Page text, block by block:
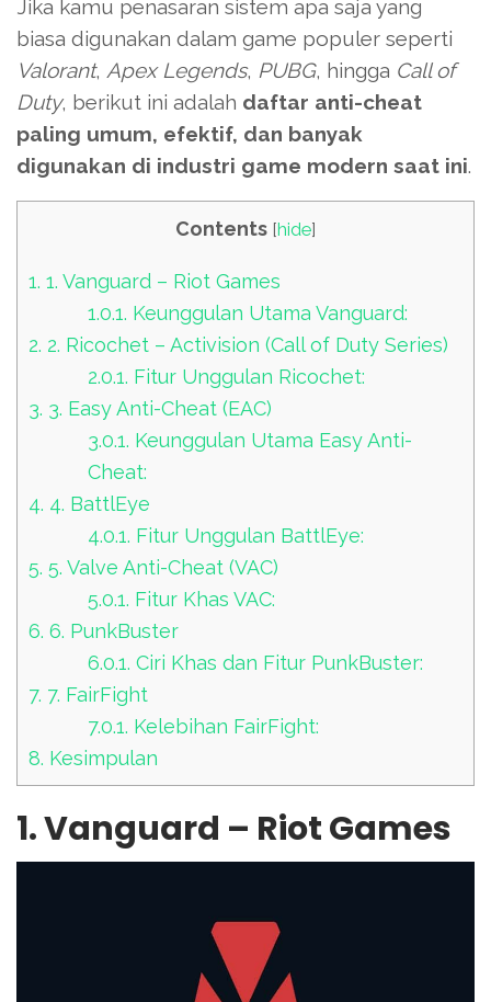
Jika kamu penasaran sistem apa saja yang
biasa digunakan dalam game populer seperti
Valorant, Apex Legends, PUBG, hingga Call of
Duty, berikut ini adalah daftar anti-cheat
paling umum, efektif, dan banyak
digunakan di industri game modern saat ini.
Contents [hide]
1. 1. Vanguard – Riot Games
1.0.1. Keunggulan Utama Vanguard:
2. 2. Ricochet – Activision (Call of Duty Series)
2.0.1. Fitur Unggulan Ricochet:
3. 3. Easy Anti-Cheat (EAC)
3.0.1. Keunggulan Utama Easy Anti-
Cheat:
4. 4. BattlEye
4.0.1. Fitur Unggulan BattlEye:
5. 5. Valve Anti-Cheat (VAC)
5.0.1. Fitur Khas VAC:
6. 6. PunkBuster
6.0.1. Ciri Khas dan Fitur PunkBuster:
7. 7. FairFight
7.0.1. Kelebihan FairFight:
8. Kesimpulan
1. Vanguard – Riot Games